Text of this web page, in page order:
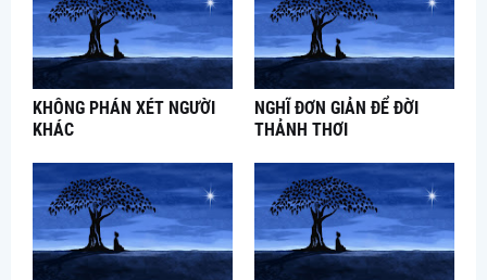
KHÔNG PHÁN XÉT NGƯỜI
KHÁC
NGHĨ ĐƠN GIẢN ĐỂ ĐỜI
THẢNH THƠI